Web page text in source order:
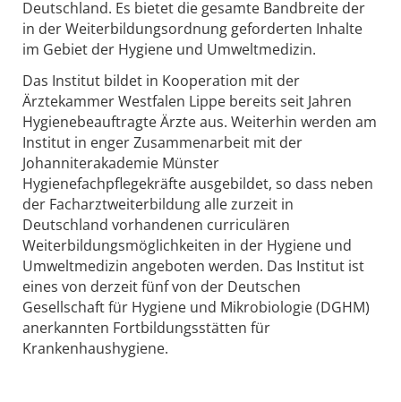
Deutschland. Es bietet die gesamte Bandbreite der
in der Weiterbildungsordnung geforderten Inhalte
im Gebiet der Hygiene und Umweltmedizin.
Das Institut bildet in Kooperation mit der
Ärztekammer Westfalen Lippe bereits seit Jahren
Hygienebeauftragte Ärzte aus. Weiterhin werden am
Institut in enger Zusammenarbeit mit der
Johanniterakademie Münster
Hygienefachpflegekräfte ausgebildet, so dass neben
der Facharztweiterbildung alle zurzeit in
Deutschland vorhandenen curriculären
Weiterbildungsmöglichkeiten in der Hygiene und
Umweltmedizin angeboten werden. Das Institut ist
eines von derzeit fünf von der Deutschen
Gesellschaft für Hygiene und Mikrobiologie (DGHM)
anerkannten Fortbildungsstätten für
Krankenhaushygiene.